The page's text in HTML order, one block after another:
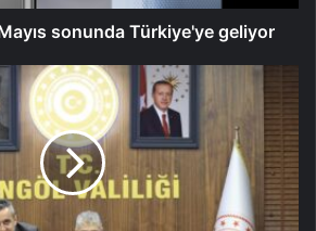
sonunda Türkiye'ye geliyor